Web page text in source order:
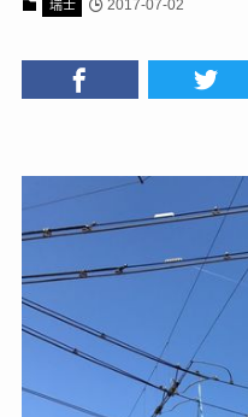
瑞士 2017-07-02